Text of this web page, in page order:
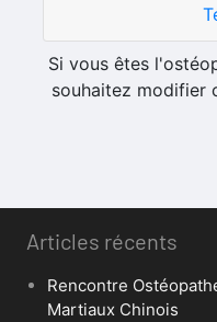
Si vous êtes
souhaitez modifier
Articles récents
Rencontre
Martiaux Chinois